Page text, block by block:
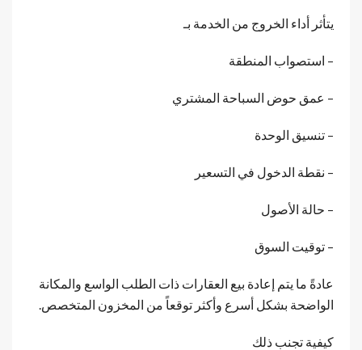
يتأثر أداء الخروج من الخدمة بـ
– استصواب المنطقة
– عمق حوض السباحة المشتري
– تنسيق الوحدة
– نقطة الدخول في التسعير
– حالة الأصول
– توقيت السوق
عادةً ما يتم إعادة بيع العقارات ذات الطلب الواسع والمكانة
الواضحة بشكل أسرع وأكثر توقعاً من المخزون المتخصص.
كيفية تجنب ذلك